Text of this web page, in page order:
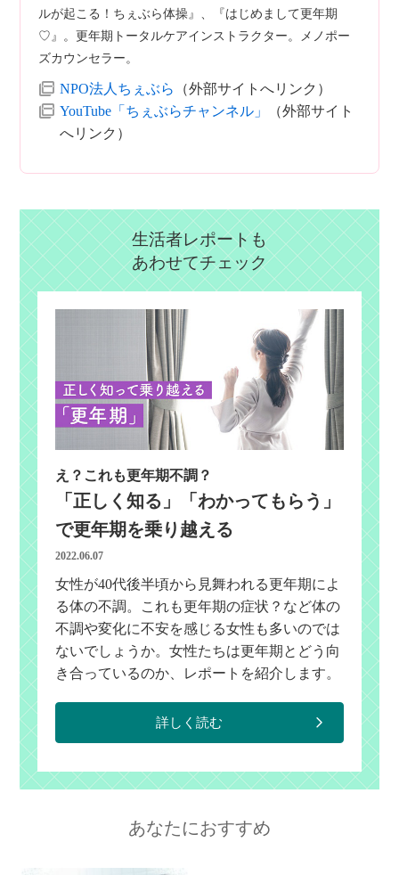
ルが起こる！ちぇぶら体操』、『はじめまして更年期
♡』。更年期トータルケアインストラクター。メノポー
ズカウンセラー。
NPO法人ちぇぶら
（外部サイトへリンク）
YouTube「ちぇぶらチャンネル」
（外部サイト
へリンク）
生活者レポートも
あわせてチェック
え？これも更年期不調？
「正しく知る」「わかってもらう」
で更年期を乗り越える
2022.06.07
女性が40代後半頃から見舞われる更年期によ
る体の不調。これも更年期の症状？など体の
不調や変化に不安を感じる女性も多いのでは
ないでしょうか。女性たちは更年期とどう向
き合っているのか、レポートを紹介します。
詳しく読む
あなたにおすすめ